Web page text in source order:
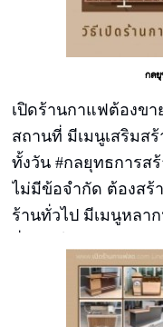
กล
เปิดร้านกาแฟต้องขา
สถานที่ มีเมนูเสริมส
ทั้งวัน #กลยุทธการส
ไม่มีข้อจำกัด ต้องสร้
ร้านทั่วไป มีเมนูหลา